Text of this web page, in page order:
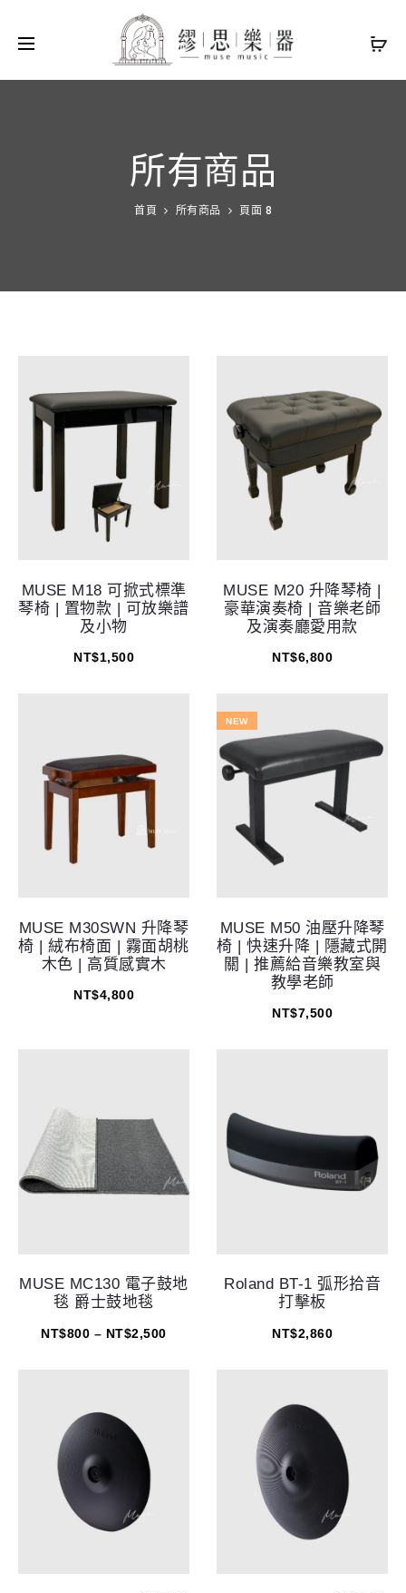
所有商品
首頁 所有商品 頁面 8
MUSE M18 可掀式標準
琴椅 | 置物款 | 可放樂譜
及小物
NT$1,500
MUSE M20 升降琴椅 |
豪華演奏椅 | 音樂老師
及演奏廳愛用款
NT$6,800
MUSE M30SWN 升降琴
椅 | 絨布椅面 | 霧面胡桃
木色 | 高質感實木
NT$4,800
NEW
MUSE M50 油壓升降琴
椅 | 快速升降 | 隱藏式開
關 | 推薦給音樂教室與
教學老師
NT$7,500
MUSE MC130 電子鼓地
毯 爵士鼓地毯
NT$800 – NT$2,500
Roland BT-1 弧形拾音
打擊板
NT$2,860